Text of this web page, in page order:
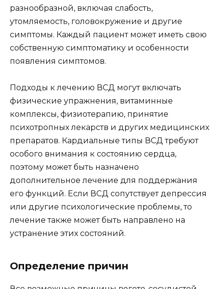
разнообразной, включая слабость,
утомляемость, головокружение и другие
симптомы. Каждый пациент может иметь свою
собственную симптоматику и особенности
появления симптомов.
Подходы к лечению ВСД могут включать
физические упражнения, витаминные
комплексы, физиотерапию, принятие
психотропных лекарств и других медицинских
препаратов. Кардиальные типы ВСД требуют
особого внимания к состоянию сердца,
поэтому может быть назначено
дополнительное лечение для поддержания
его функций. Если ВСД сопутствует депрессия
или другие психологические проблемы, то
лечение также может быть направлено на
устранение этих состояний.
Определение причин